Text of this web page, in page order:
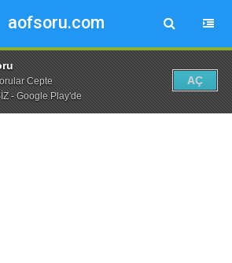
aofsoru.com
Cepte
- Google Play'de
AÇ